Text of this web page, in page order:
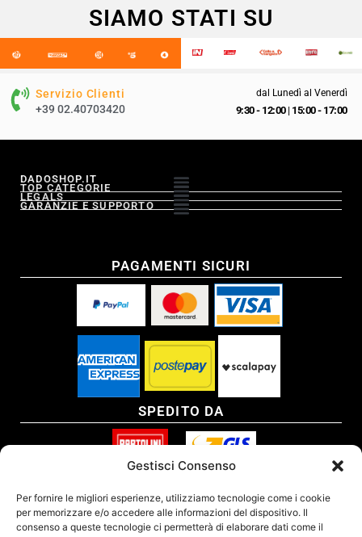
Gestisci Consenso
Per fornire le migliori esperienze, utilizziamo tecnologie come i cookie
per memorizzare e/o accedere alle informazioni del dispositivo. Il
consenso a queste tecnologie ci permetterà di elaborare dati come il
SIAMO STATI SU
Servizio Clienti
+39 02.40703420
dal Lunedì al Venerdì
9:30 - 12:00| 15:00 - 17:00
DADOSHOP.IT
TOP CATEGORIE
LEGALS
GARANZIE E SUPPORTO
PAGAMENTI SICURI
SPEDITO DA